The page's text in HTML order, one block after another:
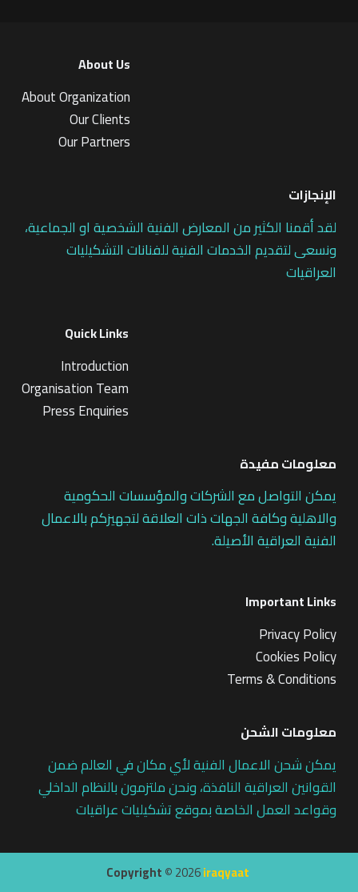
About Us
About Organization
Our Clients
Our Partners
الإنجازات
لقد أقمنا الكثير من المعارض الفنية الشخصية او الجماعية،
ونسعى لتقديم الخدمات الفنية للفنانات التشكيليات
العراقيات
Quick Links
Introduction
Organisation Team
Press Enquiries
معلومات مفيدة
يمكن التواصل مع الشركات والمؤسسات الحكومية
والاهلية وكافة الجهات ذات العلاقة لتجهيزكم بالاعمال
الفنية العراقية الأصيلة.
Important Links
Privacy Policy
Cookies Policy
Terms & Conditions
معلومات الشحن
يمكن شحن الاعمال الفنية لأي مكان في العالم ضمن
القوانين العراقية النافذة، ونحن ملتزمون بالنظام الداخلي
وقواعد العمل الخاصة بموقع تشكيليات عراقيات
Copyright ©2026iraqyaat